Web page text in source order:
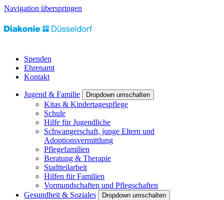
Navigation überspringen
Spenden
Ehrenamt
Kontakt
Jugend & Familie Dropdown umschalten
Kitas & Kindertagespflege
Schule
Hilfe für Jugendliche
Schwangerschaft, junge Eltern und
Adoptionsvermittlung
Pflegefamilien
Beratung & Therapie
Stadtteilarbeit
Hilfen für Familien
Vormundschaften und Pflegschaften
Gesundheit & Soziales
Dropdown umschalten